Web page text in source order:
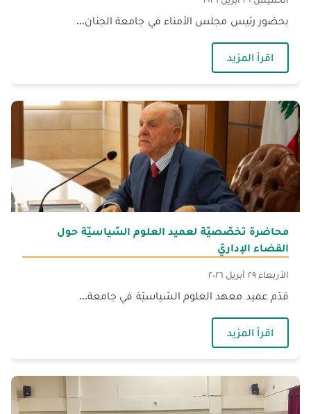
بحضور رئيس مجلس الأمناء في جامعة الجنان...
اقرأ المزيد— الجنان تناقش رسالة ماجستير لطالب من ذوي
محاضرة تخصّصيّة لعميد العلوم السّياسيّة حول
القضاء الإداريّ
الأربعاء ٢٩ أبريل ٢٠٢٦
قدّم عميد معهد العلوم السّياسيّة في جامعة...
اقرأ المزيد— محاضرة تخصّصيّة لعميد العلوم السّياسيّة حول